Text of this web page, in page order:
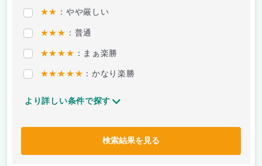
★★ ：やや厳しい
★★★ ：普通
★★★★ ：まぁ楽勝
★★★★★ ：かなり楽勝
より詳しい条件で探す
検索結果を見る